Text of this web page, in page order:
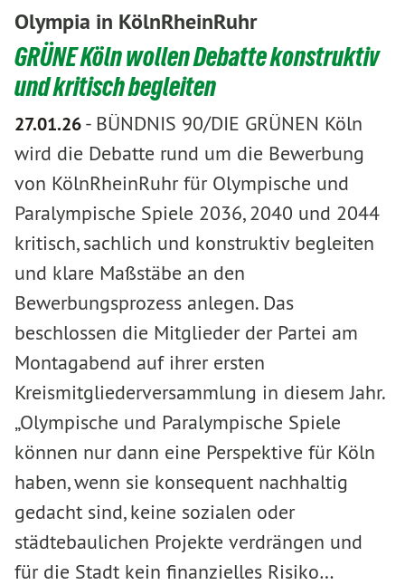
Olympia in KölnRheinRuhr
GRÜNE Köln wollen Debatte konstruktiv
und kritisch begleiten
27.01.26- BÜNDNIS 90/DIE GRÜNEN Köln
wird die Debatte rund um die Bewerbung
von KölnRheinRuhr für Olympische und
Paralympische Spiele 2036, 2040 und 2044
kritisch, sachlich und konstruktiv begleiten
und klare Maßstäbe an den
Bewerbungsprozess anlegen. Das
beschlossen die Mitglieder der Partei am
Montagabend auf ihrer ersten
Kreismitgliederversammlung in diesem Jahr.
„Olympische und Paralympische Spiele
können nur dann eine Perspektive für Köln
haben, wenn sie konsequent nachhaltig
gedacht sind, keine sozialen oder
städtebaulichen Projekte verdrängen und
für die Stadt kein finanzielles Risiko…